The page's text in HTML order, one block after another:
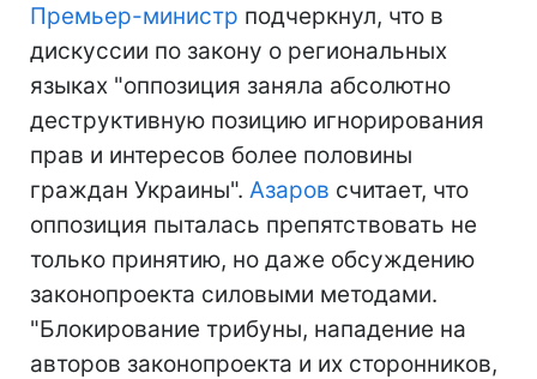
Премьер-министр подчеркнул, что в
дискуссии по закону о региональных
языках "оппозиция заняла абсолютно
деструктивную позицию игнорирования
прав и интересов более половины
граждан Украины". Азаров считает, что
оппозиция пыталась препятствовать не
только принятию, но даже обсуждению
законопроекта силовыми методами.
"Блокирование трибуны, нападение на
авторов законопроекта и их сторонников,